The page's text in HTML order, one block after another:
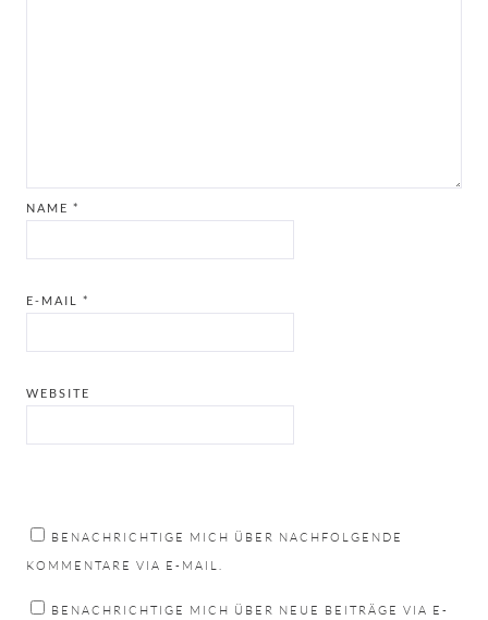
NAME *
E-MAIL *
WEBSITE
BENACHRICHTIGE MICH ÜBER NACHFOLGENDE
KOMMENTARE VIA E-MAIL.
BENACHRICHTIGE MICH ÜBER NEUE BEITRÄGE VIA E-